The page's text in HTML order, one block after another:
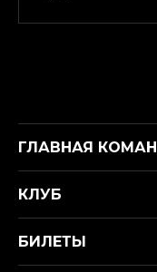
ГЛАВНАЯ
КЛУБ
БИЛЕТЫ